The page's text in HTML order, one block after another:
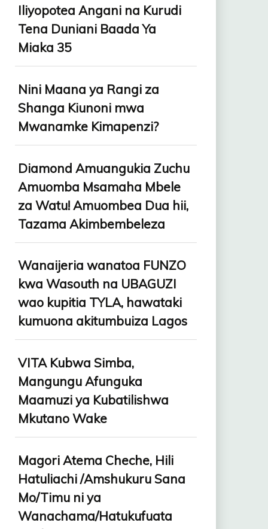
Iliyopotea Angani na Kurudi
Tena Duniani Baada Ya
Miaka 35
Nini Maana ya Rangi za
Shanga Kiunoni mwa
Mwanamke Kimapenzi?
Diamond Amuangukia Zuchu
Amuomba Msamaha Mbele
za Watu! Amuombea Dua hii,
Tazama Akimbembeleza
Wanaijeria wanatoa FUNZO
kwa Wasouth na UBAGUZI
wao kupitia TYLA, hawataki
kumuona akitumbuiza Lagos
VITA Kubwa Simba,
Mangungu Afunguka
Maamuzi ya Kubatilishwa
Mkutano Wake
Magori Atema Cheche, Hili
Hatuliachi /Amshukuru Sana
Mo/Timu ni ya
Wanachama/Hatukufuata